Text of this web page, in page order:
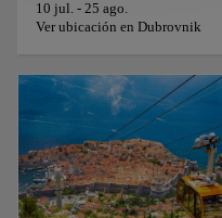
10 jul. - 25 ago.
Ver ubicación en Dubrovnik